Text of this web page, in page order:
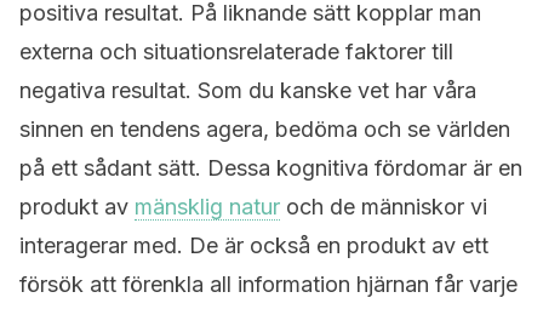
positiva resultat. På liknande sätt kopplar man
externa och situationsrelaterade faktorer till
negativa resultat. Som du kanske vet har våra
sinnen en tendens agera, bedöma och se världen
på ett sådant sätt. Dessa kognitiva fördomar är en
produkt av mänsklig natur och de människor vi
interagerar med. De är också en produkt av ett
försök att förenkla all information hjärnan får varje